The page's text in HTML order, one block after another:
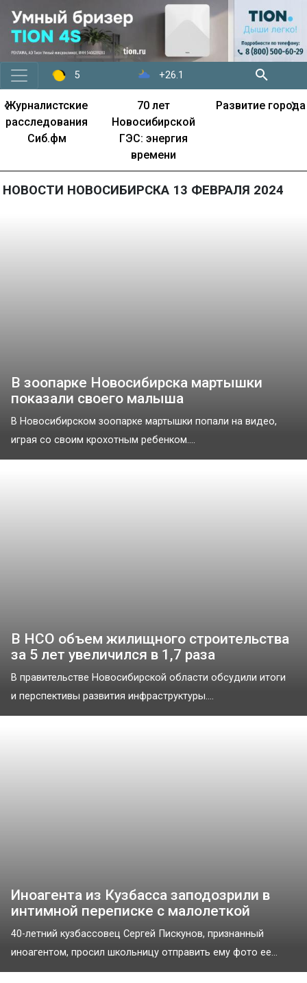
5 +26.1
Журналистские
расследования
Сиб.фм
70 лет
Новосибирской
ГЭС: энергия
времени
Развитие города
‹ ›
НОВОСТИ НОВОСИБИРСКА 13 ФЕВРАЛЯ 2024
В зоопарке Новосибирска мартышки
показали своего малыша
В Новосибирском зоопарке мартышки попали на видео,
играя со своим крохотным ребенком....
В НСО объем жилищного строительства
за 5 лет увеличился в 1,7 раза
В правительстве Новосибирской области обсудили итоги
и перспективы развития инфраструктуры....
Иноагента из Кузбасса заподозрили в
интимной переписке с малолеткой
40-летний кузбассовец Сергей Пискунов, признанный
иноагентом, просил школьницу отправить ему фото ее...